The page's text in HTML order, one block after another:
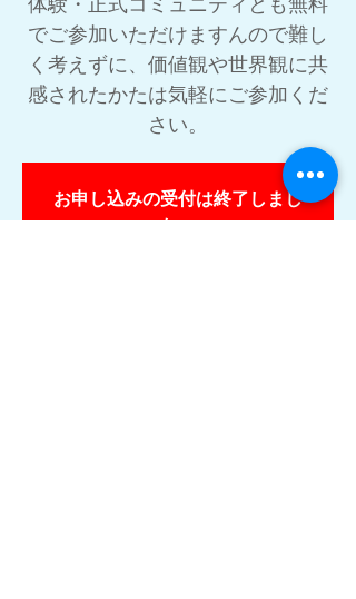
​体験・正式コミュニティとも無料
でご参加いただけますんので難し
く考えずに、価値観や世界観に共
感されたかたは気軽にご参加くだ
さい。
お申し込みの受付は終了しまし
た。